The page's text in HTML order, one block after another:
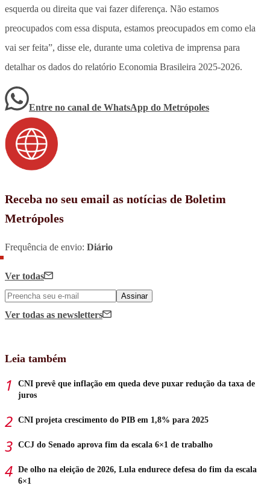
esquerda ou direita que vai fazer diferença. Não estamos
preocupados com essa disputa, estamos preocupados em como ela
vai ser feita”, disse ele, durante uma coletiva de imprensa para
detalhar os dados do relatório Economia Brasileira 2025-2026.
Entre no canal de WhatsApp do Metrópoles
Receba no seu email as notícias de Boletim
Metrópoles
Frequência de envio: Diário
Ver todas
Assinar
Ver todas as newsletters
Leia também
CNI prevê que inflação em queda deve puxar redução da taxa de
juros
CNI projeta crescimento do PIB em 1,8% para 2025
CCJ do Senado aprova fim da escala 6×1 de trabalho
De olho na eleição de 2026, Lula endurece defesa do fim da escala
6×1